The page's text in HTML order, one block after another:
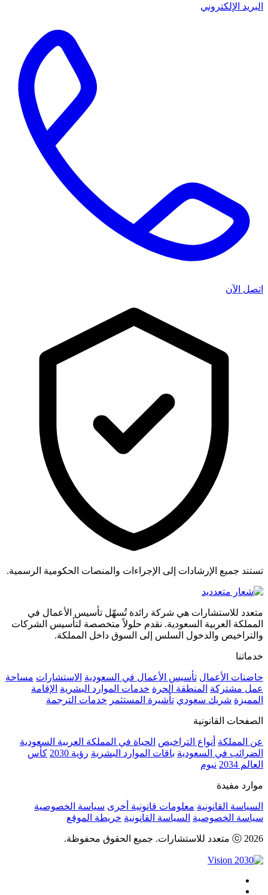
البريد الإلكتروني
اتصل الآن
تستند جميع الإرشادات إلى الإجراءات والمنصات الحكومية الرسمية.
متعدد للاستشارات هي شركة رائدة تُسهّل تأسيس الأعمال في
المملكة العربية السعودية. نقدم حلولاً متخصصة لتأسيس الشركات
والتراخيص والدخول السلس إلى السوق داخل المملكة.
خدماتنا
حاضنات الأعمال تأسيس الأعمال في السعودية الاستشارات مساحة
عمل مشتركة المنطقة الحرة خدمات الموارد البشرية الإقامة
المميزة شريك سعودي تأشيرة المستثمر خدمات الترجمة
الصفحات القانونية
عن المملكة أنواع التراخيص الحياة في المملكة العربية السعودية
الضرائب في السعودية باقات الموارد البشرية رؤية 2030
كأس
العالم 2034
نيوم
موارد مفيدة
السياسة القانونية معلومات قانونية أخرى سياسة الخصوصية
سياسة الخصوصية السياسة القانونية خريطة الموقع
ⓒ 2026 متعدد للاستشارات. جميع الحقوق محفوظة.